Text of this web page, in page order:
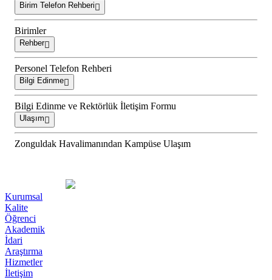
Birim Telefon Rehberi
Birimler
Rehber
Personel Telefon Rehberi
Bilgi Edinme
Bilgi Edinme ve Rektörlük İletişim Formu
Ulaşım
Zonguldak Havalimanından Kampüse Ulaşım
Kurumsal
Kalite
Öğrenci
Akademik
İdari
Araştırma
Hizmetler
İletişim